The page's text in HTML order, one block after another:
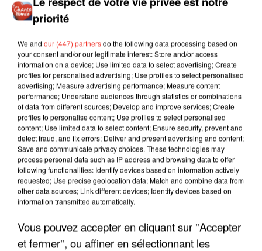
LES INTERVIEWS CHANTE
FRANCE
Voir plus
priorité
We and our (447) partnersdo the following data processing based on
your consent and/or our legitimate interest: Store and/or access
information on a device; Use limited data to select advertising; Create
profiles for personalised advertising; Use profiles to select personalised
advertising; Measure advertising performance; Measure content
performance; Understand audiences through statistics or combinations
of data from different sources; Develop and improve services; Create
profiles to personalise content; Use profiles to select personalised
content; Use limited data to select content; Ensure security, prevent and
detect fraud, and fix errors; Deliver and present advertising and content;
Save and communicate privacy choices. These technologies may
process personal data such as IP address and browsing data to offer
following functionalities: Identify devices based on information actively
requested; Use precise geolocation data; Match and combine data from
other data sources; Link different devices; Identify devices based on
information transmitted automatically.
Vous pouvez accepter en cliquant sur "Accepter
et fermer", ou affiner en sélectionnant les